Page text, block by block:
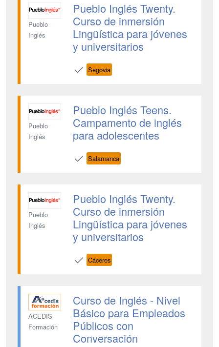
Pueblo
Inglés
Pueblo Inglés Twenty.
Curso de inmersión
Lingüística para jóvenes
y universitarios
Segovia
Pueblo
Inglés
Pueblo Inglés Teens.
Campamento de inglés
para adolescentes
Salamanca
Pueblo
Inglés
Pueblo Inglés Twenty.
Curso de inmersión
Lingüística para jóvenes
y universitarios
Cáceres
ACEDIS
Formación
Curso de Inglés - Nivel
Básico para Empleados
Públicos con
Conversación